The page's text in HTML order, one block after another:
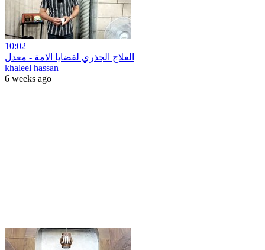
10:02
العلاج الجذري لقضايا الامة - معدل
khaleel hassan
6 weeks ago